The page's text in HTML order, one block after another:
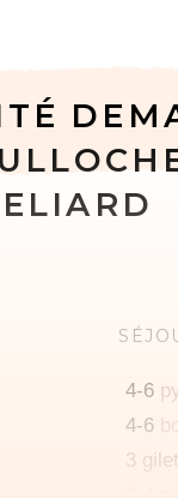
4-6
4-6
3